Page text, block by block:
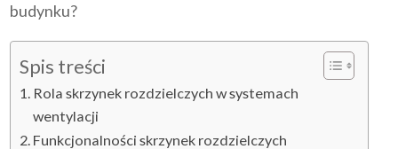
budynku?
Spis treści
Rola skrzynek rozdzielczych w systemach
wentylacji
Funkcjonalności skrzynek rozdzielczych